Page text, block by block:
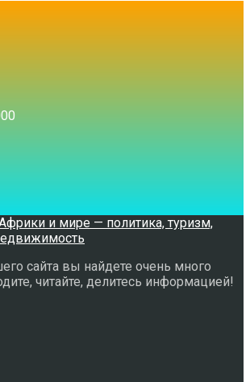
сайта вы найдете очень много
читайте, делитесь информацией!